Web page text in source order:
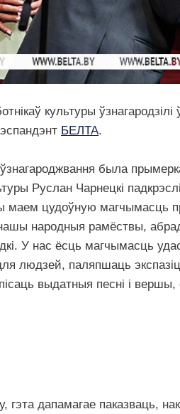
культуры
БЕЛТА.
была
Руслан Чарнецкі
маем цудоўную магчымасць
народныя рамёствы,
У нас ёсць магчымасць
людзей, паляпшаць
пісаць выдатныя песні і
гэта дапамагае паказваць,